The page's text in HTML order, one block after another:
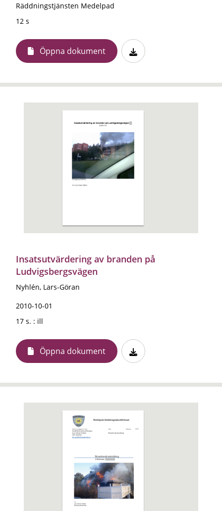
Räddningstjänsten Medelpad
12 s
Öppna dokument
Insatsutvärdering av branden på
Ludvigsbergsvägen
Nyhlén, Lars-Göran
2010-10-01
17 s. : ill
Öppna dokument